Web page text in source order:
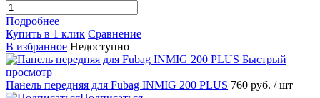
Подробнее
Купить в 1 клик Сравнение
В избранное Недоступно
Быстрый
просмотр
Панель передняя для Fubag INMIG 200 PLUS 760 руб. / шт